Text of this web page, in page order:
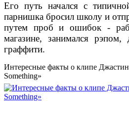
Его путь начался с
парнишка бросил школу и
путем проб и ошибок -
магазине, занимался рэпом,
граффити.
Интересные факты о клипе
Something»